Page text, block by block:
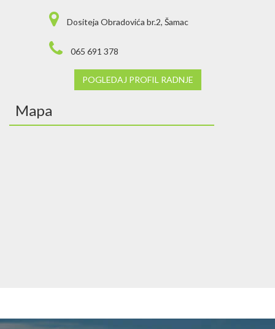
Dositeja Obradovića br.2, Šamac
065 691 378
POGLEDAJ PROFIL RADNJE
Mapa